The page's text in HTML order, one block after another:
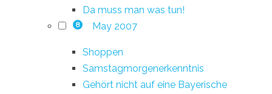
Da muss man was tun!
8 May 2007
Shoppen
Samstagmorgenerkenntnis
Gehört nicht auf eine Bayerische